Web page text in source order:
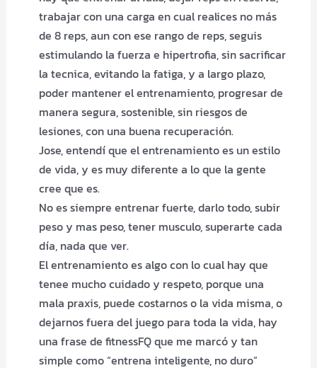
trabajar con una carga en cual realices no más
de 8 reps, aun con ese rango de reps, seguis
estimulando la fuerza e hipertrofia, sin sacrificar
la tecnica, evitando la fatiga, y a largo plazo,
poder mantener el entrenamiento, progresar de
manera segura, sostenible, sin riesgos de
lesiones, con una buena recuperación.
Jose, entendí que el entrenamiento es un estilo
de vida, y es muy diferente a lo que la gente
cree que es.
No es siempre entrenar fuerte, darlo todo, subir
peso y mas peso, tener musculo, superarte cada
día, nada que ver.
El entrenamiento es algo con lo cual hay que
tenee mucho cuidado y respeto, porque una
mala praxis, puede costarnos o la vida misma, o
dejarnos fuera del juego para toda la vida, hay
una frase de fitnessFQ que me marcó y tan
simple como “entrena inteligente, no duro”